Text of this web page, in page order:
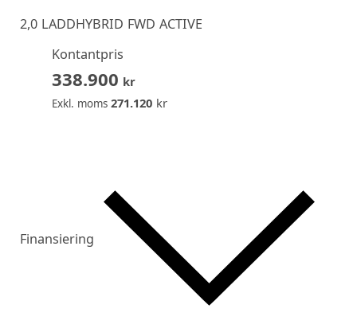
2,0 LADDHYBRID FWD ACTIVE
Kontantpris
338.900 kr
Exkl. moms 271.120kr
Finansiering